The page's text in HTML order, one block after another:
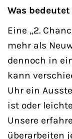
Was bedeutet
Eine „2.
mehr als
dennoch in
kann
Uhr ein
ist oder
Unsere
überarbeiten